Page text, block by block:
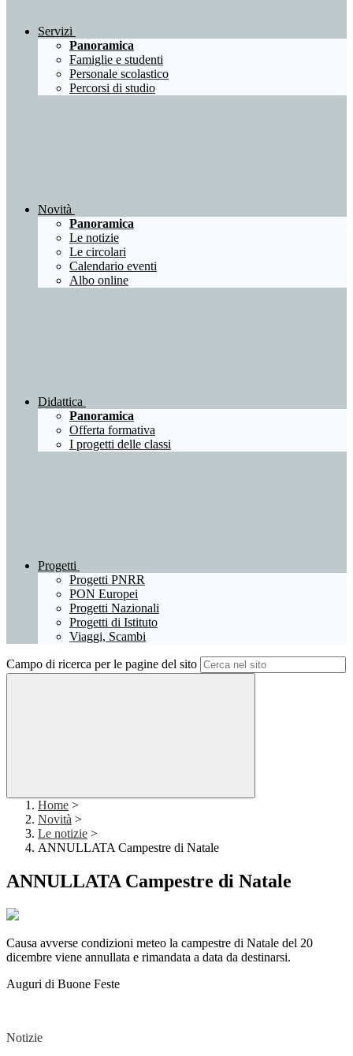
Servizi
Panoramica
Famiglie e studenti
Personale scolastico
Percorsi di studio
Novità
Panoramica
Le notizie
Le circolari
Calendario eventi
Albo online
Didattica
Panoramica
Offerta formativa
I progetti delle classi
Progetti
Progetti PNRR
PON Europei
Progetti Nazionali
Progetti di Istituto
Viaggi, Scambi
Campo di ricerca per le pagine del sito
Home >
Novità >
Le notizie >
ANNULLATA Campestre di Natale
ANNULLATA Campestre di Natale
Causa avverse condizioni meteo la campestre di Natale del 20
dicembre viene annullata e rimandata a data da destinarsi.
Auguri di Buone Feste
Notizie